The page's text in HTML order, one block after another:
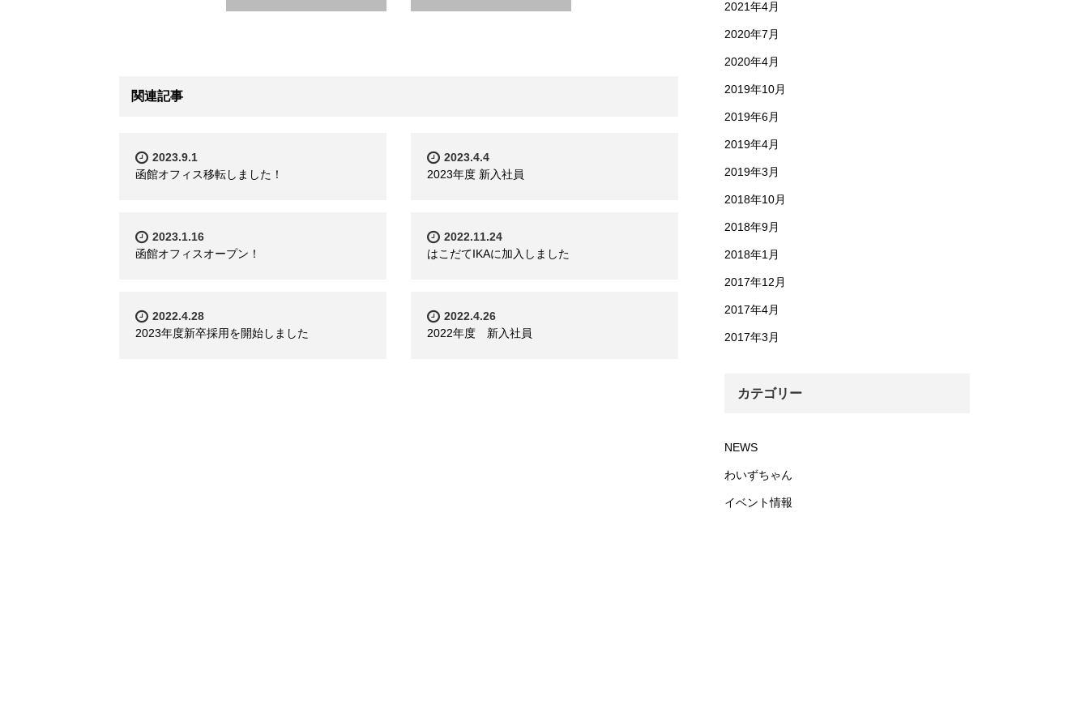
関連記事
2023.9.1
函館オフィス移転しました！
2023.4.4
2023年度 新入社員
2023.1.16
函館オフィスオープン！
2022.11.24
はこだてIKAに加入しました
2022.4.28
2023年度新卒採用を開始しました
2022.4.26
2022年度 新入社員
2021年4月
2020年7月
2020年4月
2019年10月
2019年6月
2019年4月
2019年3月
2018年10月
2018年9月
2018年1月
2017年12月
2017年4月
2017年3月
カテゴリー
NEWS
わいずちゃん
イベント情報